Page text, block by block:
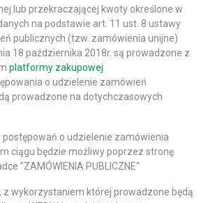
lub przekraczającej kwoty określone w
na podstawie art. 11 ust. 8 ustawy
publicznych (tzw. zamówienia unijne)
18 października 2018r. są prowadzone z
platformy zakupowej
o udzielenie zamówień
prowadzone na dotychczasowych
postępowań o udzielenie zamówienia
ciągu będzie możliwy poprzez stronę
"ZAMÓWIENIA PUBLICZNE"
wykorzystaniem której prowadzone będą